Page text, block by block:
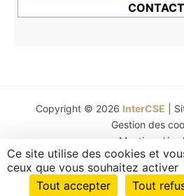
Copyright © 2026 InterCSE |
Gestion des
Mentions
Ce site utilise des cookies et
ceux que vous souhaitez activer
Tout accepter
Tout